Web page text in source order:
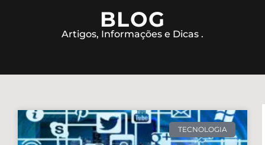
BLOG
Artigos, Informações e Dicas .
TECNOLOGIA